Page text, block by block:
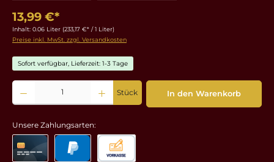
13,99 €*
Inhalt: 0.06 Liter (233,17 €* / 1 Liter)
Preise inkl. MwSt. zzgl. Versandkosten
Sofort verfügbar, Lieferzeit: 1-3 Tage
Produkt Anzahl: Gib den gewünschten Wert ein oder benutze die Schaltflächen um
Stück In den Warenkorb
Unsere Zahlungsarten: